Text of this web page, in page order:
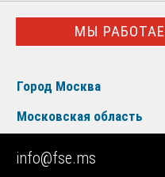
МЫ
Город Москва
Московская область
Северо-Западный
info@fse.ms